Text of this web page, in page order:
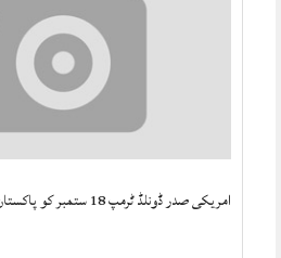
امریکی صدر ڈونلڈ ٹرمپ 18 ستمبر کو پاکستان کا دورہ کریں گے